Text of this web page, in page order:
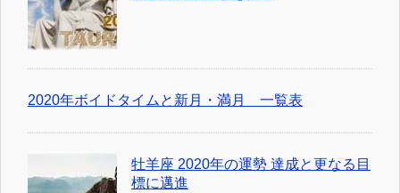
2020年ボイドタイムと新月・満月 一覧表
牡羊座 2020年の運勢 達成と更なる目
標に邁進